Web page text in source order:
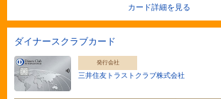
カード詳細を見る
ダイナースクラブカード
発行会社
三井住友トラストクラブ株式会社